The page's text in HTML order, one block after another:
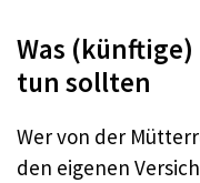
Was
tun sollten
Wer von der
den eigenen